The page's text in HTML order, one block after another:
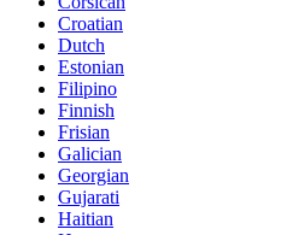
Croatian
Dutch
Estonian
Filipino
Finnish
Frisian
Galician
Georgian
Gujarati
Haitian